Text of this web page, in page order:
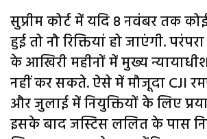
सुप्रीम कोर्ट में यदि 8 नवंबर तक
हुई तो नौ रिक्तियां हो जाएंगी.
के आखिरी महीनों में मुख्य
नहीं कर सकते. ऐसे में मौजूदा CJI
और जुलाई में नियुक्तियों के लिए
इसके बाद जस्टिस ललित के पास